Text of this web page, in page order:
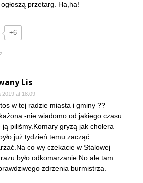
przetarg. Ha,ha!
+6
Lis
2019 at 18:09
w tej radzie miasta i gminy ??
-nie wiadomo od jakiego czasu
ją piliśmy.Komary gryzą jak cholera –
już tydzień temu zacząć
co wy czekacie w Stalowej
było odkomarzanie.No ale tam
zdrzenia burmistrza.